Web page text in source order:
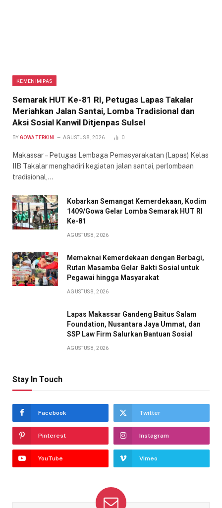
KEMENIMIPAS
Semarak HUT Ke-81 RI, Petugas Lapas Takalar
Meriahkan Jalan Santai, Lomba Tradisional dan
Aksi Sosial Kanwil Ditjenpas Sulsel
BY GOWA TERKINI AGUSTUS 8, 2026 0
Makassar – Petugas Lembaga Pemasyarakatan (Lapas) Kelas
IIB Takalar menghadiri kegiatan jalan santai, perlombaan
tradisional,…
Kobarkan Semangat Kemerdekaan, Kodim
1409/Gowa Gelar Lomba Semarak HUT RI
Ke-81
AGUSTUS 8, 2026
Memaknai Kemerdekaan dengan Berbagi,
Rutan Masamba Gelar Bakti Sosial untuk
Pegawai hingga Masyarakat
AGUSTUS 8, 2026
Lapas Makassar Gandeng Baitus Salam
Foundation, Nusantara Jaya Ummat, dan
SSP Law Firm Salurkan Bantuan Sosial
AGUSTUS 8, 2026
Stay In Touch
Facebook Twitter
Pinterest Instagram
YouTube Vimeo